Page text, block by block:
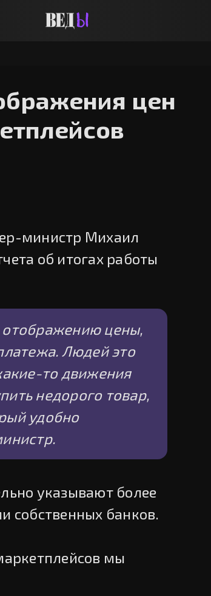
цен
министр Михаил
об итогах работы
отображению цены,
Людей это
то движения
недорого товар,
удобно
указывают более
собственных банков.
мы